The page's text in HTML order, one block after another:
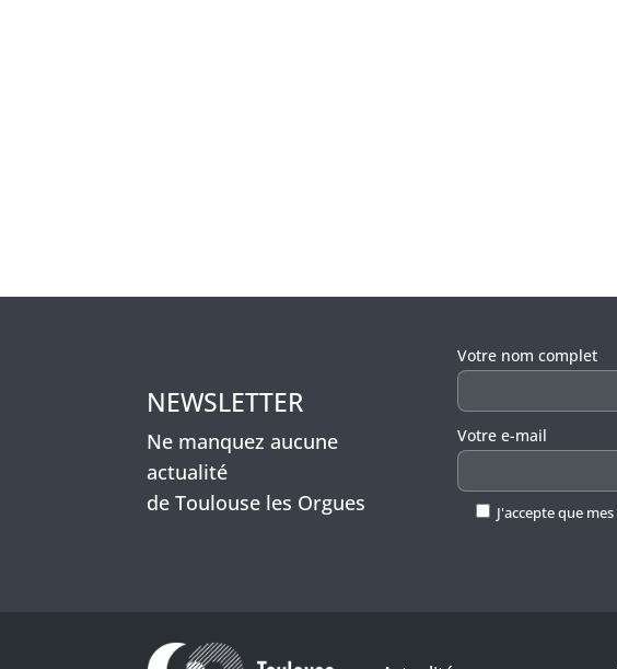
NEWSLETTER
Ne manquez aucune
actualité
de Toulouse les Orgues
Veuillez laisser ce
Votre nom complet
Votre e-mail
J'accepte que